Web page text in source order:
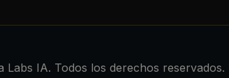
IA. Todos los derechos reservados.